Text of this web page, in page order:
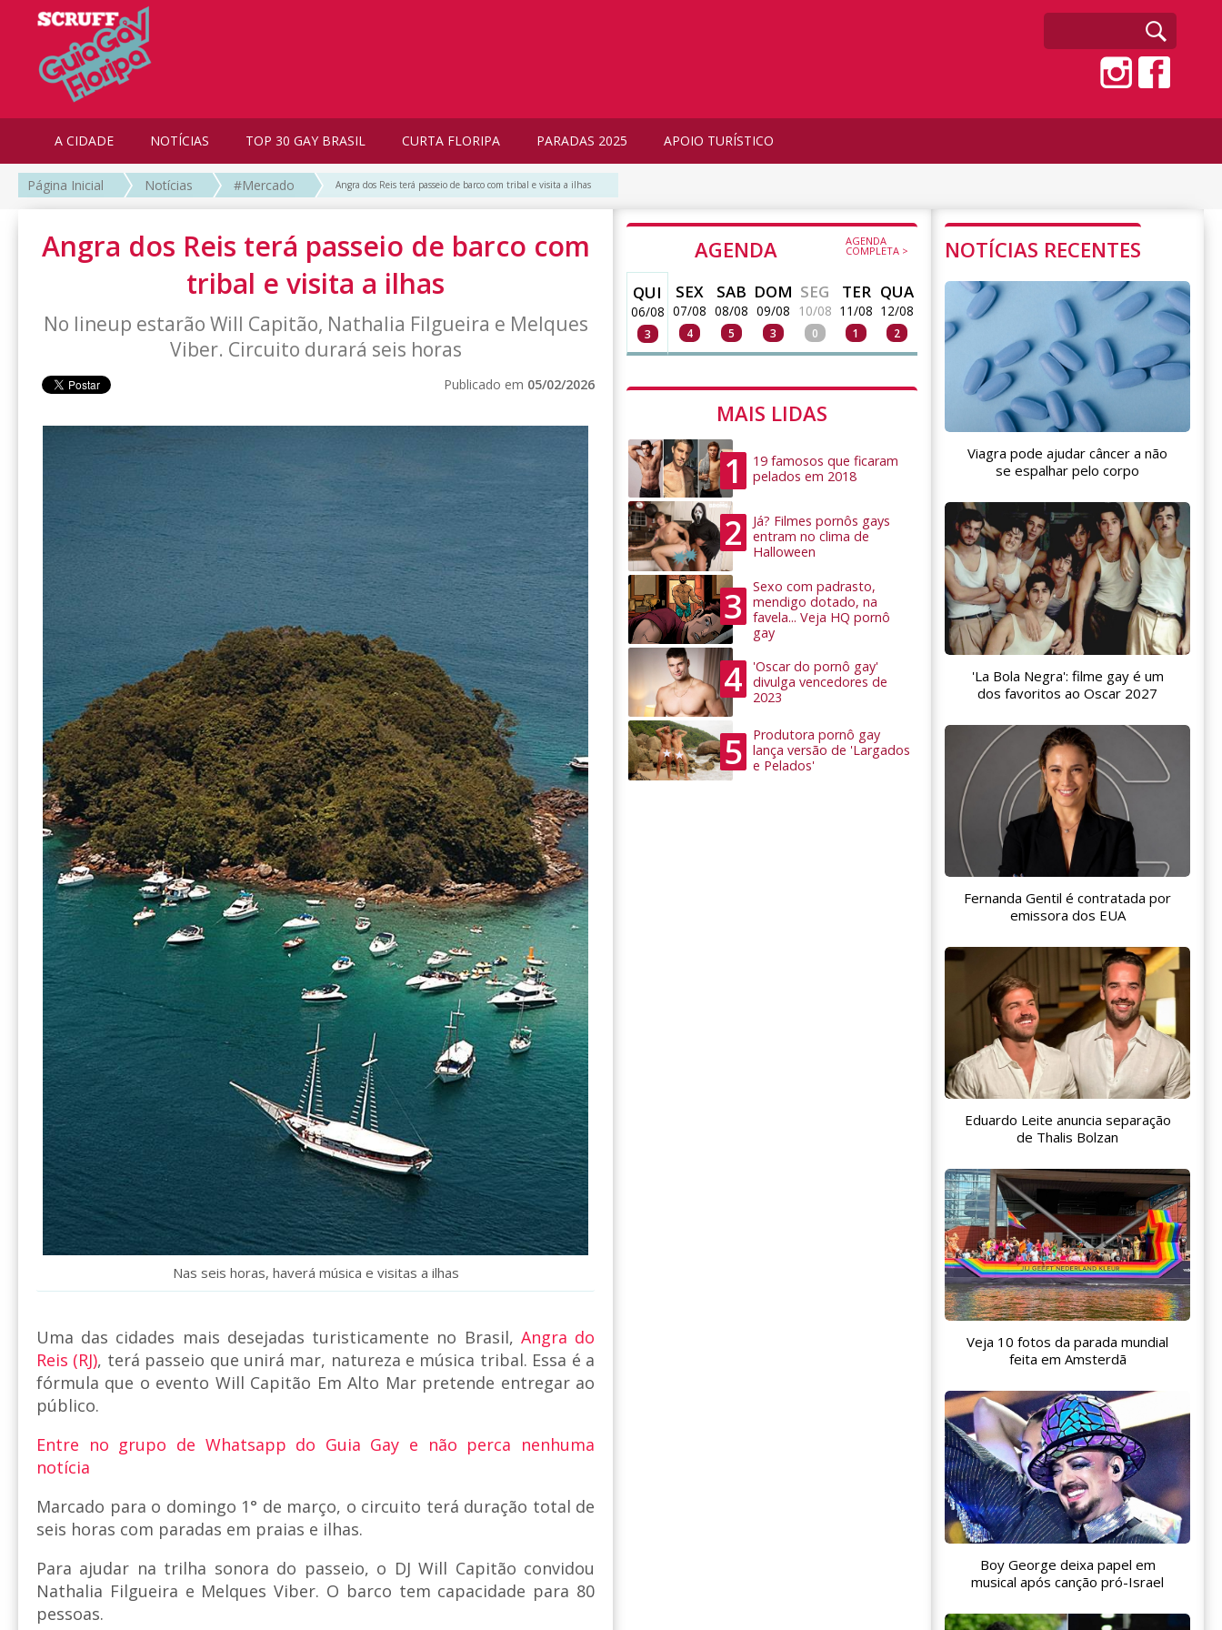
A CIDADE NOTÍCIAS TOP 30 GAY BRASIL CURTA FLORIPA PARADAS 2025 APOIO TURÍSTICO
Página Inicial Notícias #Mercado Angra dos Reis terá passeio de barco com tribal e visita a ilhas
Angra dos Reis terá passeio de barco com
tribal e visita a ilhas
No lineup estarão Will Capitão, Nathalia Filgueira e Melques
Viber. Circuito durará seis horas
Publicado em 05/02/2026
Nas seis horas, haverá música e visitas a ilhas
Uma das cidades mais desejadas turisticamente no Brasil, Angra do
Reis (RJ), terá passeio que unirá mar, natureza e música tribal. Essa é a
fórmula que o evento Will Capitão Em Alto Mar pretende entregar ao
público.
Entre no grupo de Whatsapp do Guia Gay e não perca nenhuma
notícia
Marcado para o domingo 1° de março, o circuito terá duração total de
seis horas com paradas em praias e ilhas.
Para ajudar na trilha sonora do passeio, o DJ Will Capitão convidou
Nathalia Filgueira e Melques Viber. O barco tem capacidade para 80
pessoas.
AGENDA AGENDA
COMPLETA >
QUI
06/08
3
SEX
07/08
4
SAB
08/08
5
DOM
09/08
3
SEG
10/08
0
TER
11/08
1
QUA
12/08
2
MAIS LIDAS
1
19 famosos que ficaram
pelados em 2018
2
Já? Filmes pornôs gays
entram no clima de
Halloween
3
Sexo com padrasto,
mendigo dotado, na
favela... Veja HQ pornô
gay
4
'Oscar do pornô gay'
divulga vencedores de
2023
5
Produtora pornô gay
lança versão de 'Largados
e Pelados'
NOTÍCIAS RECENTES
Viagra pode ajudar câncer a não
se espalhar pelo corpo
'La Bola Negra': filme gay é um
dos favoritos ao Oscar 2027
Fernanda Gentil é contratada por
emissora dos EUA
Eduardo Leite anuncia separação
de Thalis Bolzan
Veja 10 fotos da parada mundial
feita em Amsterdã
Boy George deixa papel em
musical após canção pró-Israel